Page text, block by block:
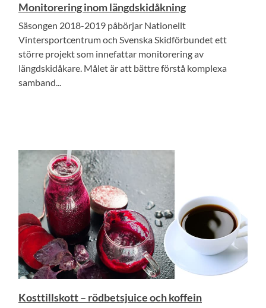
Monitorering inom längdskidåkning
Säsongen 2018-2019 påbörjar Nationellt
Vintersportcentrum och Svenska Skidförbundet ett
större projekt som innefattar monitorering av
längdskidåkare. Målet är att bättre förstå komplexa
samband...
Kosttillskott – rödbetsjuice och koffein